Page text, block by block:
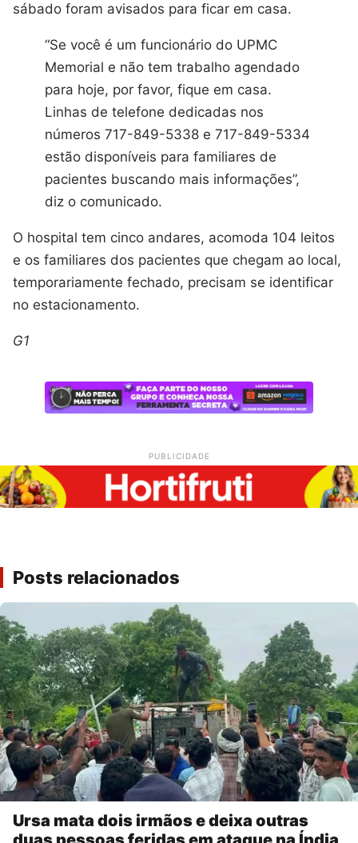
sábado foram avisados para ficar em casa.
“Se você é um funcionário do UPMC
Memorial e não tem trabalho agendado
para hoje, por favor, fique em casa.
Linhas de telefone dedicadas nos
números 717-849-5338 e 717-849-5334
estão disponíveis para familiares de
pacientes buscando mais informações”,
diz o comunicado.
O hospital tem cinco andares, acomoda 104 leitos
e os familiares dos pacientes que chegam ao local,
temporariamente fechado, precisam se identificar
no estacionamento.
G1
PUBLICIDADE
Posts relacionados
Ursa mata dois irmãos e deixa outras